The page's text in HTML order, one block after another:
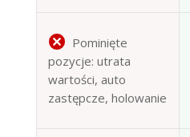
Pominięte
pozycje: utrata
wartości, auto
zastępcze, holowanie